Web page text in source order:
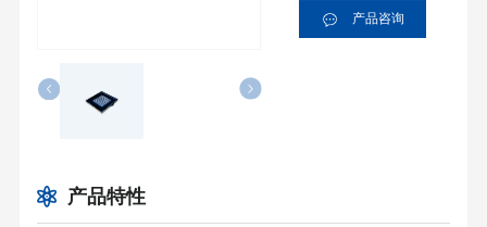
产品咨询
产品特性